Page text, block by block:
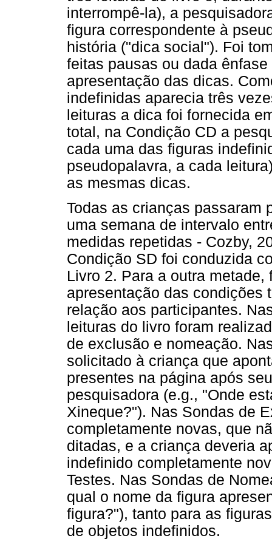
interrompê-la), a
figura correspondente à
história ("dica social"). Foi
feitas pausas ou dada
apresentação das dicas.
indefinidas aparecia três
leituras a dica foi fornecida
total, na Condição CD a
cada uma das figuras
pseudopalavra, a cada
as mesmas dicas.
Todas as crianças passaram
uma semana de intervalo
medidas repetidas - Cozby,
Condição SD foi conduzida
Livro 2. Para a outra
apresentação das condições
relação aos participantes.
leituras do livro foram
de exclusão e nomeação.
solicitado à criança que
presentes na página após
pesquisadora (e.g., "Onde
Xineque?"). Nas Sondas de
completamente novas, que
ditadas, e a criança deveria
indefinido completamente
Testes. Nas Sondas de
qual o nome da figura
figura?"), tanto para as
de objetos indefinidos.